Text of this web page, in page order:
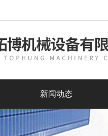
新闻动态